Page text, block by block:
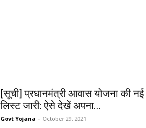
[सूची] प्रधानमंत्री आवास योजना की नई
लिस्ट जारी: ऐसे देखें अपना...
Govt Yojana - October 29, 2021